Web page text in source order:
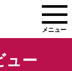
メニュー
ュー